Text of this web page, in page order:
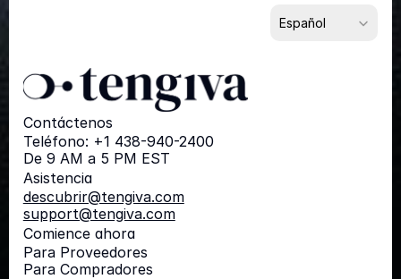
Español
Contáctenos
Teléfono: +1 438-940-2400
De 9 AM a 5 PM EST
Asistencia
descubrir@tengiva.com
support@tengiva.com
Comience ahora
Para Proveedores
Para Compradores